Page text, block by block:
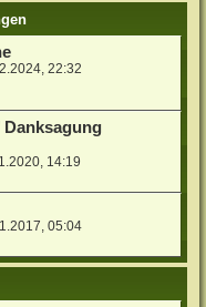
22:32
Danksagung
14:19
05:04